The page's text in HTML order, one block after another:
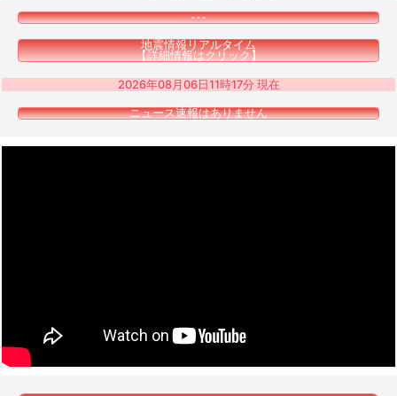
---
地震情報リアルタイム
【詳細情報はクリック】
2026年08月06日11時17分 現在
ニュース速報はありません